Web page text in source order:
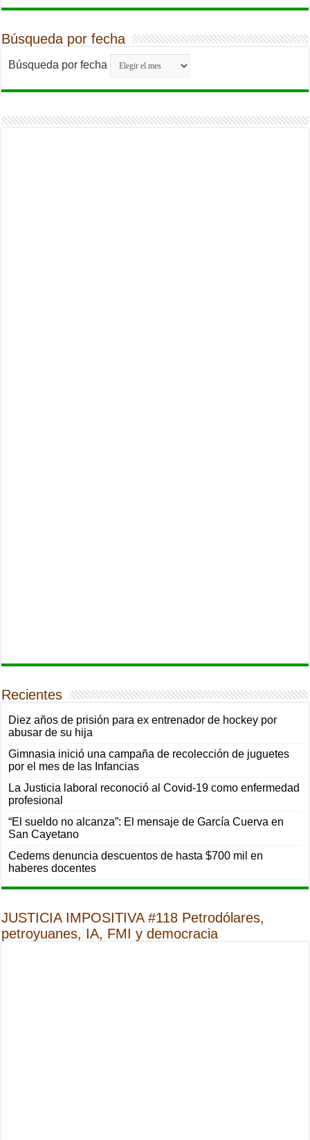
Búsqueda por fecha
Búsqueda por fecha
Recientes
Diez años de prisión para ex entrenador de hockey por
abusar de su hija
Gimnasia inició una campaña de recolección de juguetes
por el mes de las Infancias
La Justicia laboral reconoció al Covid-19 como enfermedad
profesional
“El sueldo no alcanza”: El mensaje de García Cuerva en
San Cayetano
Cedems denuncia descuentos de hasta $700 mil en
haberes docentes
JUSTICIA IMPOSITIVA #118 Petrodólares,
petroyuanes, IA, FMI y democracia